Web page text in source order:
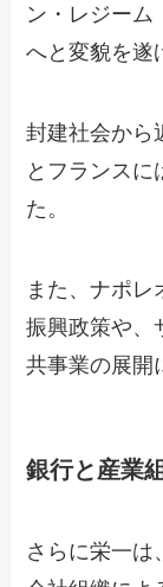
ン・レジーム
へと変貌を遂
封建社会から
とフランスに
た。
また、ナポ
振興政策や、
共事業の展開
銀行と産業
さらに栄一は